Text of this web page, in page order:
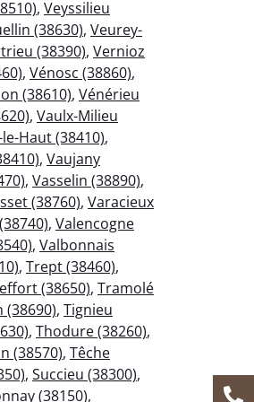
, Veyssilieu
(38630), Veurey-
(38390), Vernioz
, Vénosc (38860),
(38610), Vénérieu
, Vaulx-Milieu
Haut (38410),
, Vaujany
, Vasselin (38890),
(38760), Varacieux
, Valencogne
, Valbonnais
, Trept (38460),
(38650), Tramolé
(38690), Tignieu
, Thodure (38260),
(38570), Têche
, Succieu (38300),
(38150),